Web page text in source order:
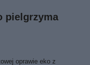
pielgrzyma
oprawie eko z